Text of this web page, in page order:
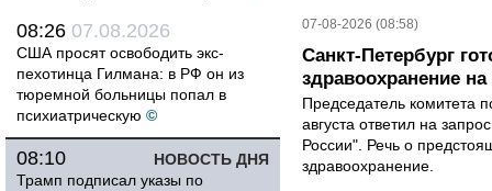
08:26 07.08.2026
США просят освободить экс-
пехотинца Гилмана: в РФ он из
тюремной больницы попал в
психиатрическую ©
НОВОСТЬ ДНЯ
08:10
Трамп подписал указы по
07-08-2026 (08:58)
Санкт-Петербург
здравоохранение на
Председатель комитета
августа ответил на
России". Речь о
здравоохранение.